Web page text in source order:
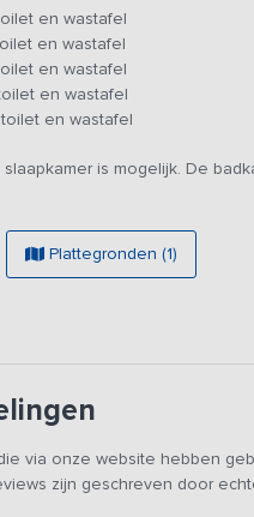
te vinden en
en wastafel
en wastafel
en wastafel
en wastafel
en wastafel
is mogelijk. De
Plattegronden (1)
via onze website hebben
zijn geschreven door